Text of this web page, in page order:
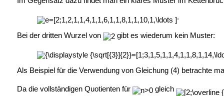
.
Bei der dritten Wurzel von gibt es wiederum kein Muster:
Als Beispiel für die Verwendung von Gleichung (4) betrachte
Da die vollständigen Quotienten für gleich